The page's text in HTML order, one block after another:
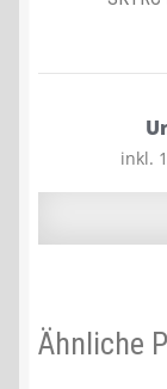
inkl.
Ähnliche